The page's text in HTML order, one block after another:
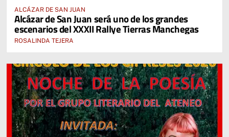
ALCÁZAR DE SAN JUAN
Alcázar de San Juan será uno de los grandes
escenarios del XXXII Rallye Tierras Manchegas
ROSALINDA TEJERA